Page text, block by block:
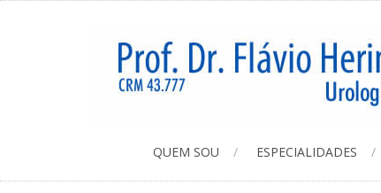
QUEM SOU ESPECIALIDADES